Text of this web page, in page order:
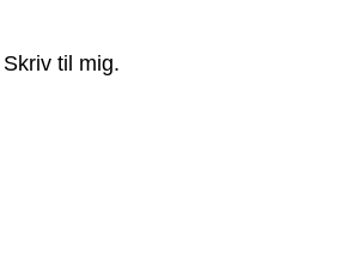
til mig.